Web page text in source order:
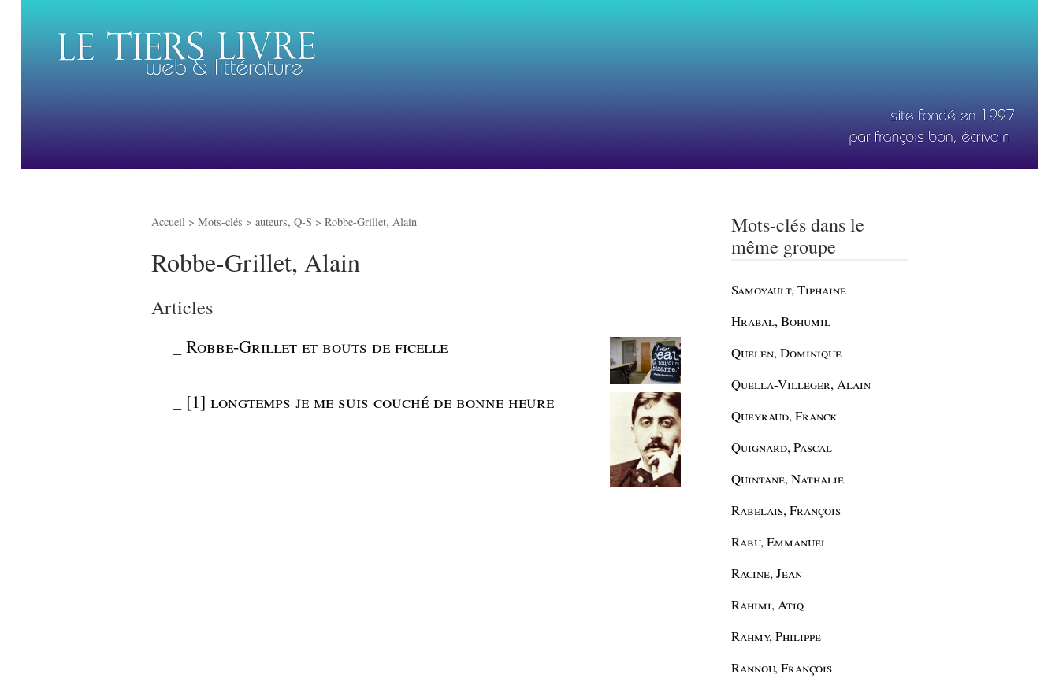
Accueil > Mots-clés > auteurs, Q-S > Robbe-Grillet, Alain
Robbe-Grillet, Alain
Articles
Robbe-Grillet et bouts de ficelle
[1] longtemps je me suis couché de bonne heure
Mots-clés dans le
même groupe
Samoyault, Tiphaine
Hrabal, Bohumil
Quelen, Dominique
Quella-Villeger, Alain
Queyraud, Franck
Quignard, Pascal
Quintane, Nathalie
Rabelais, François
Rabu, Emmanuel
Racine, Jean
Rahimi, Atiq
Rahmy, Philippe
Rannou, François